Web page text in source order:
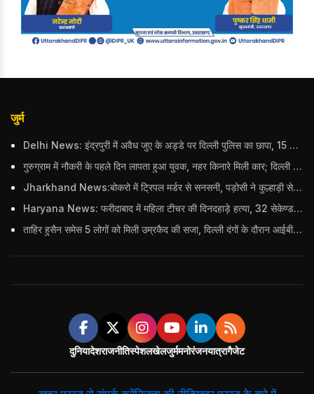
जुर्म
Delhi News: इंद्रपुरी में अवैध जुए के अड्डे पर दिल्ली पुलिस का छापा, 15 जुआरियों को पकड़ा; ₹3.61 लाख नकद और अन्य सामान बरामद
गुरुग्राम में नौकरी के पहले दिन लापता हुआ युवक, नहर किनारे मिली कार; दिल्ली पुलिस ने दर्ज की FIR
Jharkhand News:बोकरो में ट्रिपल मर्डर से सनसनी, पड़ोसी ने कुल्हाड़ी से पति-पत्नी और बहु की हत्या की
Haryana News: फरीदाबाद में महिला टीचर की दिनदहाड़े हत्या, 32 सेकेण्ड में 34 बार किया वार
ताहिर हुसैन समेस 5 लोगों को मिली उम्रकैद की सजा, दिल्ली दंगों के दौरान आईबी अधिकारी का किया था कत्ल
दुनियादेशराजनीतिस्पेशलखेलजुर्ममनोरंजनयात्रागैजेट